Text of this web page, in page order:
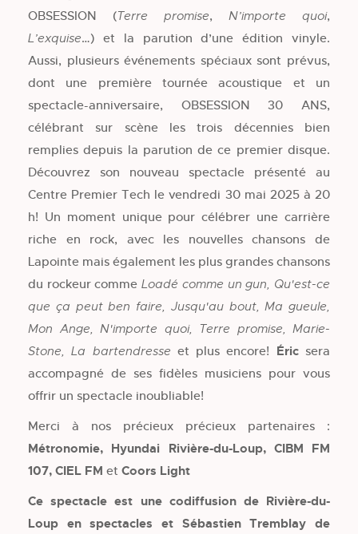
OBSESSION (Terre promise, N’importe quoi,
L’exquise…) et la parution d’une édition vinyle.
Aussi, plusieurs événements spéciaux sont prévus,
dont une première tournée acoustique et un
spectacle-anniversaire, OBSESSION 30 ANS,
célébrant sur scène les trois décennies bien
remplies depuis la parution de ce premier disque.
Découvrez son nouveau spectacle présenté au
Centre Premier Tech le vendredi 30 mai 2025 à 20
h! Un moment unique pour célébrer une carrière
riche en rock, avec les nouvelles chansons de
Lapointe mais également les plus grandes chansons
du rockeur commeLoadé comme un gun, Qu'est-ce
que ça peut ben faire, Jusqu'au bout, Ma gueule,
Mon Ange, N'importe quoi, Terre promise, Marie-
Stone, La bartendresse et plus encore! Éricsera
accompagné de ses fidèles musiciens pour vous
offrir un spectacle inoubliable!
Merci à nos précieux précieux partenaires :
Métronomie, Hyundai Rivière-du-Loup, CIBM FM
107, CIEL FM et Coors Light
Ce spectacle est une codiffusion de Rivière-du-
Loup en spectacles et Sébastien Tremblay de